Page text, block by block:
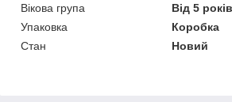
Вікова група
Від 5 років
Упаковка
Коробка
Стан
Новий